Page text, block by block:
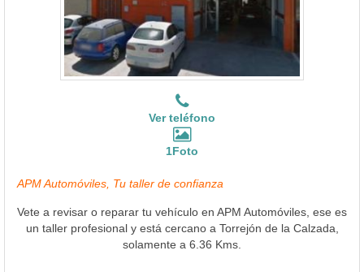
Ver teléfono
1Foto
APM Automóviles, Tu taller de confianza
Vete a revisar o reparar tu vehículo en APM Automóviles, ese es
un taller profesional y está cercano a Torrejón de la Calzada,
solamente a 6.36 Kms.